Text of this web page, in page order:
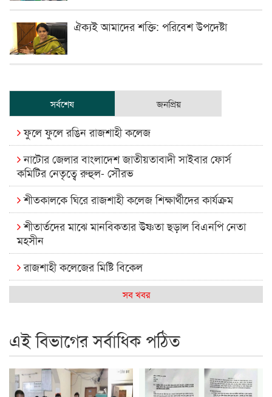
ঐক্যই আমাদের শক্তি: পরিবেশ উপদেষ্টা
সর্বশেষ জনপ্রিয়
ফুলে ফুলে রঙিন রাজশাহী কলেজ
নাটোর জেলার বাংলাদেশ জাতীয়তাবাদী সাইবার ফোর্স
কমিটির নেতৃত্বে রুহুল- সৌরভ
শীতকালকে ঘিরে রাজশাহী কলেজ শিক্ষার্থীদের কার্যক্রম
শীতার্তদের মাঝে মানবিকতার উষ্ণতা ছড়াল বিএনপি নেতা
মহসীন
রাজশাহী কলেজের মিষ্টি বিকেল
কেমন আছে আমাদের দেশের মধ্যবিত্তরা
রাজশাইন একাডেমির ফল প্রকাশ ও পুরস্কার বিতরণ
রাজশাহী কলেজের শিক্ষার্থী শাখাওয়াত পেলেন স্টার এক্সিলেন্স
অ্যাওয়ার্ড
সব খবর
এই বিভাগের সর্বাধিক পঠিত